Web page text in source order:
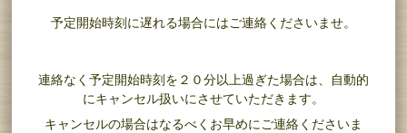
予定開始時刻に遅れる場合にはご連絡くださいませ。
連絡なく予定開始時刻を２０分以上過ぎた場合は、自動的
にキャンセル扱いにさせていただきます。
キャンセルの場合はなるべくお早めにご連絡くださいま